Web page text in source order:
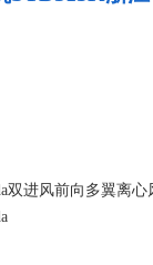
进风前向多翼离